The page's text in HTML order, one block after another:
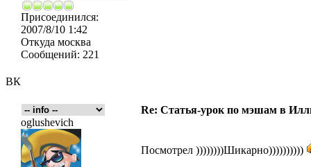
ВК
Присоединился:
2007/8/10 1:42
Откуда москва
Сообщений: 221
Re: Статья-урок по мэшам в
oglushevich
Посмотрел ))))))))Шикарно))))))))))